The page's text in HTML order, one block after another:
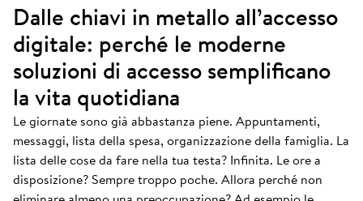
Dalle chiavi in metallo all’accesso
digitale: perché le moderne
soluzioni di accesso semplificano
la vita quotidiana
Le giornate sono già abbastanza piene. Appuntamenti,
messaggi, lista della spesa, organizzazione della famiglia. La
lista delle cose da fare nella tua testa? Infinita. Le ore a
disposizione? Sempre troppo poche. Allora perché non